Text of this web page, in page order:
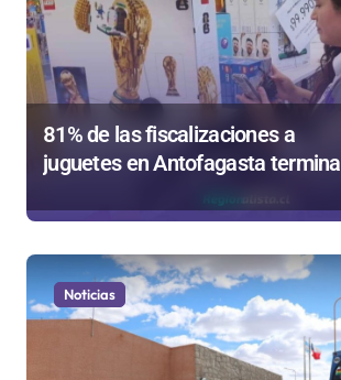
81% de las fiscalizaciones a
juguetes en Antofagasta termina
en sumarios sanitarios
Noticias